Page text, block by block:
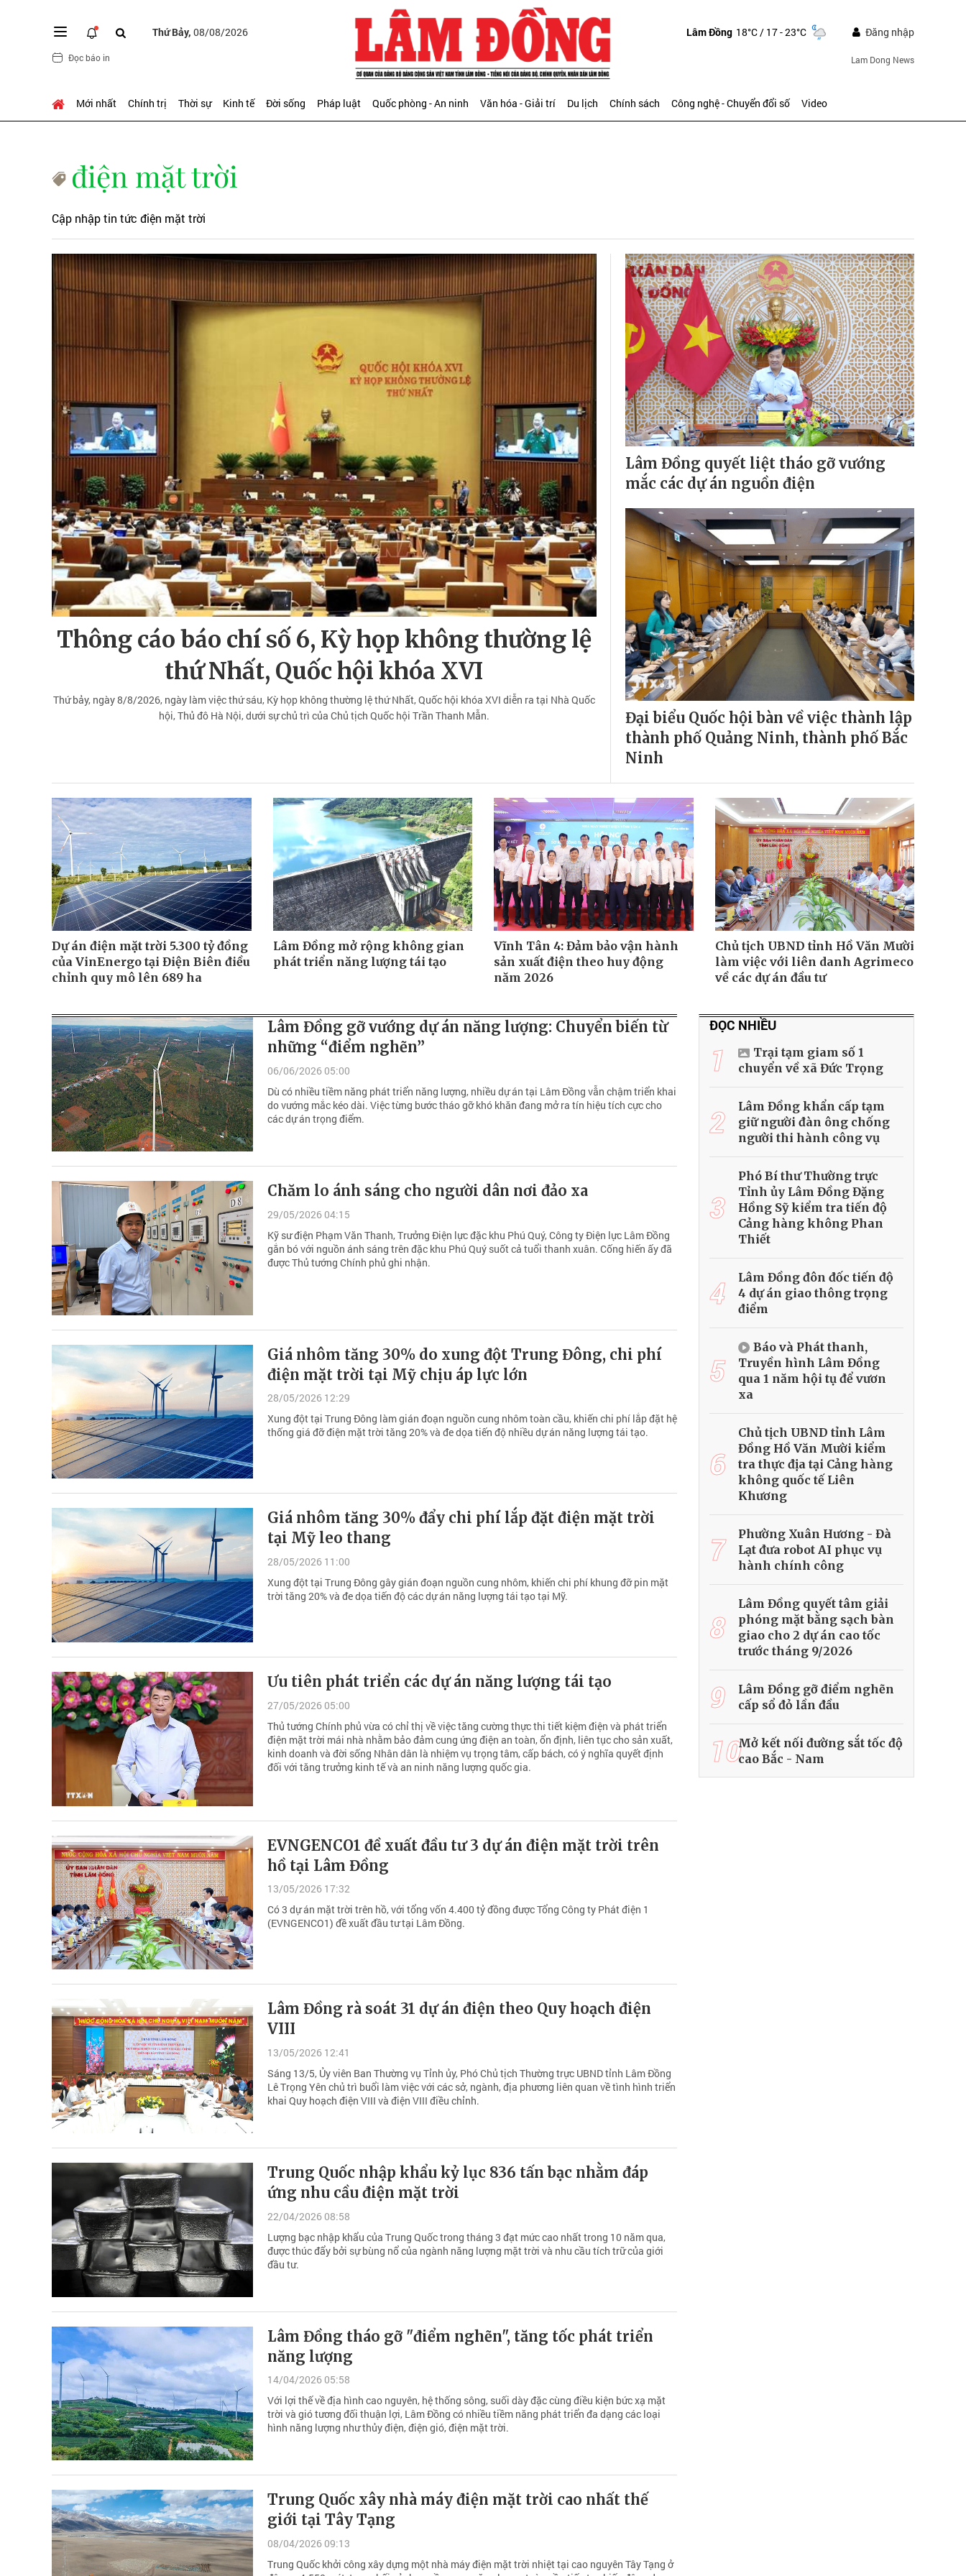
Thứ Bảy, 08/08/2026
Đọc báo in
Lâm Đồng 18°C/ 17 - 23°C Đăng nhập
Lam Dong News
Mới nhất Chính trị Thời sự Kinh tế Đời sống Pháp luật Quốc phòng - An ninh Văn hóa - Giải trí Du lịch Chính sách Công nghệ - Chuyển đổi số Video
điện mặt trời
Cập nhập tin tức điện mặt trời
Thông cáo báo chí số 6, Kỳ họp không thường lệ
thứ Nhất, Quốc hội khóa XVI
Thứ bảy, ngày 8/8/2026, ngày làm việc thứ sáu, Kỳ họp không thường lệ thứ Nhất, Quốc hội khóa XVI diễn ra tại Nhà Quốc
hội, Thủ đô Hà Nội, dưới sự chủ trì của Chủ tịch Quốc hội Trần Thanh Mẫn.
Lâm Đồng quyết liệt tháo gỡ vướng
mắc các dự án nguồn điện
Đại biểu Quốc hội bàn về việc thành lập
thành phố Quảng Ninh, thành phố Bắc
Ninh
Dự án điện mặt trời 5.300 tỷ đồng
của VinEnergo tại Điện Biên điều
chỉnh quy mô lên 689 ha
Lâm Đồng mở rộng không gian
phát triển năng lượng tái tạo
Vĩnh Tân 4: Đảm bảo vận hành
sản xuất điện theo huy động
năm 2026
Chủ tịch UBND tỉnh Hồ Văn Mười
làm việc với liên danh Agrimeco
về các dự án đầu tư
Lâm Đồng gỡ vướng dự án năng lượng: Chuyển biến từ
những “điểm nghẽn”
06/06/2026 05:00
Dù có nhiều tiềm năng phát triển năng lượng, nhiều dự án tại Lâm Đồng vẫn chậm triển khai
do vướng mắc kéo dài. Việc từng bước tháo gỡ khó khăn đang mở ra tín hiệu tích cực cho
các dự án trọng điểm.
Chăm lo ánh sáng cho người dân nơi đảo xa
29/05/2026 04:15
Kỹ sư điện Phạm Văn Thanh, Trưởng Điện lực đặc khu Phú Quý, Công ty Điện lực Lâm Đồng
gắn bó với nguồn ánh sáng trên đặc khu Phú Quý suốt cả tuổi thanh xuân. Cống hiến ấy đã
được Thủ tướng Chính phủ ghi nhận.
Giá nhôm tăng 30% do xung đột Trung Đông, chi phí
điện mặt trời tại Mỹ chịu áp lực lớn
28/05/2026 12:29
Xung đột tại Trung Đông làm gián đoạn nguồn cung nhôm toàn cầu, khiến chi phí lắp đặt hệ
thống giá đỡ điện mặt trời tăng 20% và đe dọa tiến độ nhiều dự án năng lượng tái tạo.
Giá nhôm tăng 30% đẩy chi phí lắp đặt điện mặt trời
tại Mỹ leo thang
28/05/2026 11:00
Xung đột tại Trung Đông gây gián đoạn nguồn cung nhôm, khiến chi phí khung đỡ pin mặt
trời tăng 20% và đe dọa tiến độ các dự án năng lượng tái tạo tại Mỹ.
Ưu tiên phát triển các dự án năng lượng tái tạo
27/05/2026 05:00
Thủ tướng Chính phủ vừa có chỉ thị về việc tăng cường thực thi tiết kiệm điện và phát triển
điện mặt trời mái nhà nhằm bảo đảm cung ứng điện an toàn, ổn định, liên tục cho sản xuất,
kinh doanh và đời sống Nhân dân là nhiệm vụ trọng tâm, cấp bách, có ý nghĩa quyết định
đối với tăng trưởng kinh tế và an ninh năng lượng quốc gia.
EVNGENCO1 đề xuất đầu tư 3 dự án điện mặt trời trên
hồ tại Lâm Đồng
13/05/2026 17:32
Có 3 dự án mặt trời trên hồ, với tổng vốn 4.400 tỷ đồng được Tổng Công ty Phát điện 1
(EVNGENCO1) đề xuất đầu tư tại Lâm Đồng.
Lâm Đồng rà soát 31 dự án điện theo Quy hoạch điện
VIII
13/05/2026 12:41
Sáng 13/5, Ủy viên Ban Thường vụ Tỉnh ủy, Phó Chủ tịch Thường trực UBND tỉnh Lâm Đồng
Lê Trọng Yên chủ trì buổi làm việc với các sở, ngành, địa phương liên quan về tình hình triển
khai Quy hoạch điện VIII và điện VIII điều chỉnh.
Trung Quốc nhập khẩu kỷ lục 836 tấn bạc nhằm đáp
ứng nhu cầu điện mặt trời
22/04/2026 08:58
Lượng bạc nhập khẩu của Trung Quốc trong tháng 3 đạt mức cao nhất trong 10 năm qua,
được thúc đẩy bởi sự bùng nổ của ngành năng lượng mặt trời và nhu cầu tích trữ của giới
đầu tư.
Lâm Đồng tháo gỡ "điểm nghẽn", tăng tốc phát triển
năng lượng
14/04/2026 05:58
Với lợi thế về địa hình cao nguyên, hệ thống sông, suối dày đặc cùng điều kiện bức xạ mặt
trời và gió tương đối thuận lợi, Lâm Đồng có nhiều tiềm năng phát triển đa dạng các loại
hình năng lượng như thủy điện, điện gió, điện mặt trời.
Trung Quốc xây nhà máy điện mặt trời cao nhất thế
giới tại Tây Tạng
08/04/2026 09:13
Trung Quốc khởi công xây dựng một nhà máy điện mặt trời nhiệt tại cao nguyên Tây Tạng ở
ĐỌC NHIỀU
1
Trại tạm giam số 1
chuyển về xã Đức Trọng
2
Lâm Đồng khẩn cấp tạm
giữ người đàn ông chống
người thi hành công vụ
3
Phó Bí thư Thường trực
Tỉnh ủy Lâm Đồng Đặng
Hồng Sỹ kiểm tra tiến độ
Cảng hàng không Phan
Thiết
4
Lâm Đồng đôn đốc tiến độ
4 dự án giao thông trọng
điểm
5
Báo và Phát thanh,
Truyền hình Lâm Đồng
qua 1 năm hội tụ để vươn
xa
6
Chủ tịch UBND tỉnh Lâm
Đồng Hồ Văn Mười kiểm
tra thực địa tại Cảng hàng
không quốc tế Liên
Khương
7
Phường Xuân Hương - Đà
Lạt đưa robot AI phục vụ
hành chính công
8
Lâm Đồng quyết tâm giải
phóng mặt bằng sạch bàn
giao cho 2 dự án cao tốc
trước tháng 9/2026
9
Lâm Đồng gỡ điểm nghẽn
cấp sổ đỏ lần đầu
10Mở kết nối đường sắt tốc độ
cao Bắc - Nam